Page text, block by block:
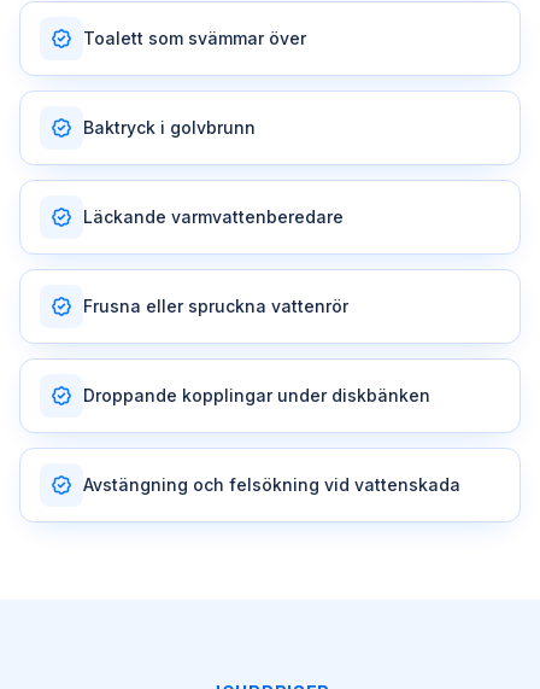
Toalett som svämmar över
Baktryck i golvbrunn
Läckande varmvattenberedare
Frusna eller spruckna vattenrör
Droppande kopplingar under diskbänken
Avstängning och felsökning vid vattenskada